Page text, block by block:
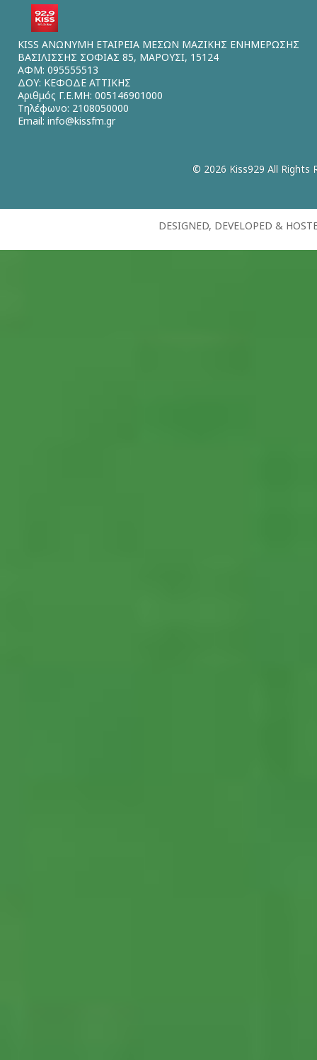
KISS ΑΝΩΝΥΜΗ ΕΤΑΙΡΕΙΑ ΜΕΣΩΝ ΜΑΖΙΚΗΣ ΕΝΗΜΕΡΩΣΗΣ
ΒΑΣΙΛΙΣΣΗΣ ΣΟΦΙΑΣ 85, ΜΑΡΟΥΣΙ, 15124
ΑΦΜ: 095555513
ΔΟΥ: ΚΕΦΟΔΕ ΑΤΤΙΚΗΣ
Αριθμός Γ.Ε.ΜΗ: 005146901000
Τηλέφωνο: 2108050000
Email: info@kissfm.gr
© 2026 Kiss929 All Rights
DESIGNED, DEVELOPED &